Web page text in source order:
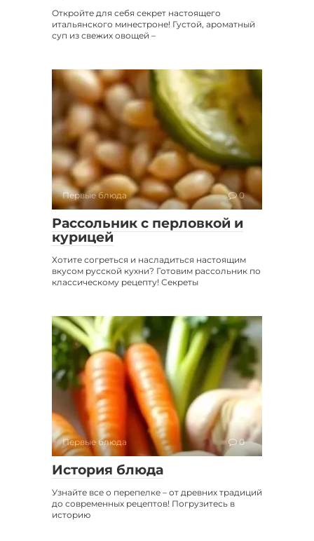
Откройте для себя секрет настоящего
итальянского минестроне! Густой, ароматный
суп из свежих овощей –
Первые блюда 0
Рассольник с перловкой и
курицей
Хотите согреться и насладиться настоящим
вкусом русской кухни? Готовим рассольник по
классическому рецепту! Секреты
Первые блюда 0
История блюда
Узнайте все о перепелке – от древних традиций
до современных рецептов! Погрузитесь в
историю